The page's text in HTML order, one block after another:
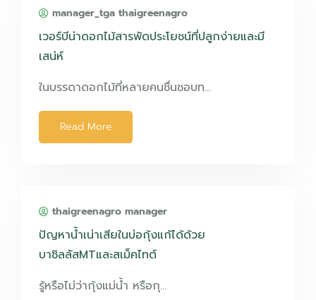
manager_tga thaigreenagro
เวอร์บีน่าดอกไม้สารพัดประโยชน์ที่ปลูกง่ายและมี
เสน่ห์
ในบรรดาดอกไม้ที่หลายคนชื่นชอบท…
Read More
thaigreenagro manager
ปัญหาน้ำเน่าเสียในบ่อกุ้งแก้ได้ด้วย
บาซิลลัสMTและสเม็คไทต์
รู้หรือไม่ว่ากุ้งแม่น้ำ หรือกุ…